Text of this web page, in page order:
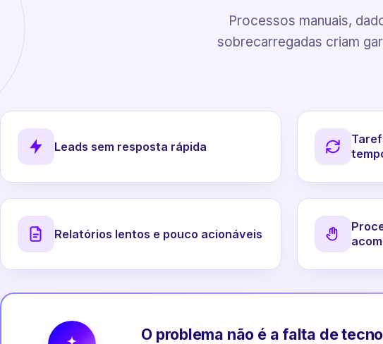
Processos manuais,
sobrecarregadas criam
Leads sem resposta rápida
Relatórios lentos e pouco acionáveis
O problema não é a falta de